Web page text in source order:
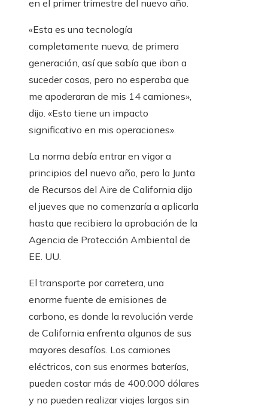
en el primer trimestre del nuevo año.
«Esta es una tecnología
completamente nueva, de primera
generación, así que sabía que iban a
suceder cosas, pero no esperaba que
me apoderaran de mis 14 camiones»,
dijo. «Esto tiene un impacto
significativo en mis operaciones».
La norma debía entrar en vigor a
principios del nuevo año, pero la Junta
de Recursos del Aire de California dijo
el jueves que no comenzaría a aplicarla
hasta que recibiera la aprobación de la
Agencia de Protección Ambiental de
EE. UU.
El transporte por carretera, una
enorme fuente de emisiones de
carbono, es donde la revolución verde
de California enfrenta algunos de sus
mayores desafíos. Los camiones
eléctricos, con sus enormes baterías,
pueden costar más de 400.000 dólares
y no pueden realizar viajes largos sin